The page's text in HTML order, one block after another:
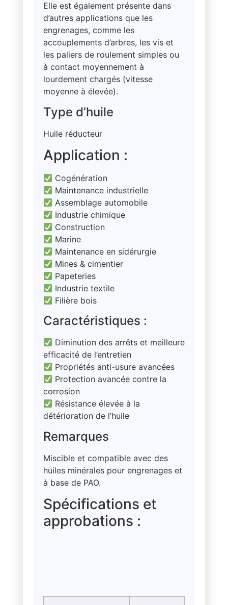
Elle est également présente dans
d’autres applications que les
engrenages, comme les
accouplements d’arbres, les vis et
les paliers de roulement simples ou
à contact moyennement à
lourdement chargés (vitesse
moyenne à élevée).
Type d’huile
Huile réducteur
Application :
Cogénération
Maintenance industrielle
Assemblage automobile
Industrie chimique
Construction
Marine
Maintenance en sidérurgie
Mines & cimentier
Papeteries
Industrie textile
Filière bois
Caractéristiques :
Diminution des arrêts et meilleure
efficacité de l’entretien
Propriétés anti-usure avancées
Protection avancée contre la
corrosion
Résistance élevée à la
détérioration de l’huile
Remarques
Miscible et compatible avec des
huiles minérales pour engrenages et
à base de PAO.
Spécifications et
approbations :